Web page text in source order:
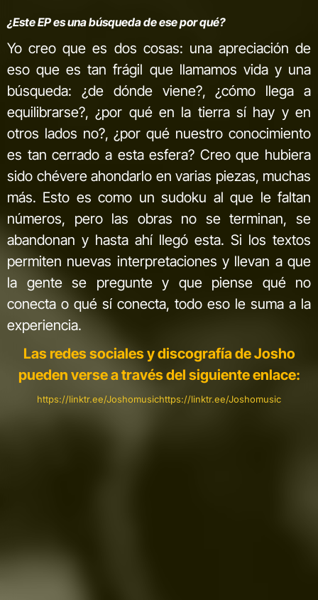
¿Este EP es una búsqueda de ese por qué?
Yo creo que es dos cosas: una apreciación de
eso que es tan frágil que llamamos vida y una
búsqueda: ¿de dónde viene?, ¿cómo llega a
equilibrarse?, ¿por qué en la tierra sí hay y en
otros lados no?, ¿por qué nuestro conocimiento
es tan cerrado a esta esfera? Creo que hubiera
sido chévere ahondarlo en varias piezas, muchas
más. Esto es como un sudoku al que le faltan
números, pero las obras no se terminan, se
abandonan y hasta ahí llegó esta. Si los textos
permiten nuevas interpretaciones y llevan a que
la gente se pregunte y que piense qué no
conecta o qué sí conecta, todo eso le suma a la
experiencia.
Las redes sociales y discografía de Josho
pueden verse a través del siguiente enlace:
https://linktr.ee/Joshomusichttps://linktr.ee/Joshomusic